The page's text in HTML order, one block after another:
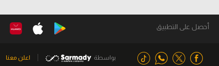
أحصل على التطبيق
بواسطة اعلن معنا